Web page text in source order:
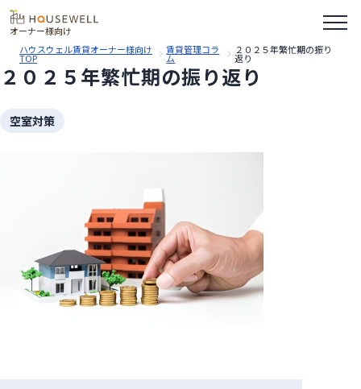
オーナー様向け
ハウスウェル賃貸オーナー様向け
TOP
賃貸管理コラ
ム
２０２５年繁忙期の振り
返り
２０２５年繁忙期の振り返り
空室対策